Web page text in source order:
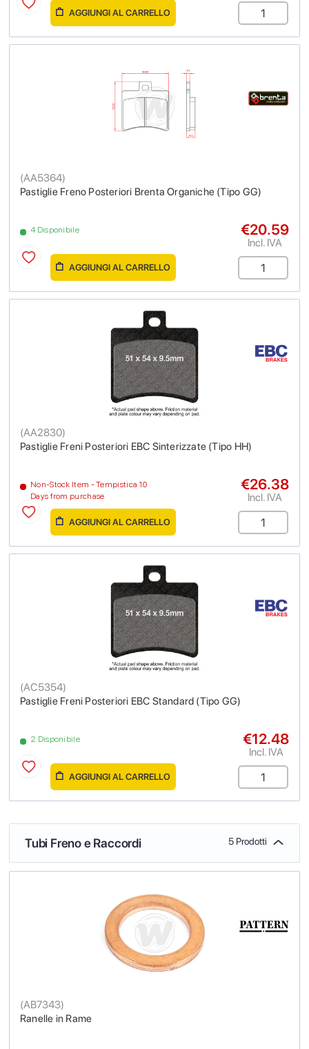
AGGIUNGI AL CARRELLO
Pastiglie Freno Posteriori Brenta Organiche (Tipo GG)
(AA5364)
4 Disponibile €20.59
Incl. IVA
AGGIUNGI AL CARRELLO
Pastiglie Freni Posteriori EBC Sinterizzate (Tipo HH)
(AA2830)
Non-Stock Item - Tempistica 10
Days from purchase
€26.38
Incl. IVA
AGGIUNGI AL CARRELLO
Pastiglie Freni Posteriori EBC Standard (Tipo GG)
(AC5354)
2 Disponibile €12.48
Incl. IVA
AGGIUNGI AL CARRELLO
Tubi Freno e Raccordi 5 Prodotti
Ranelle in Rame
(AB7343)